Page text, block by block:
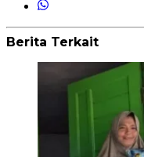
Berita Terkait